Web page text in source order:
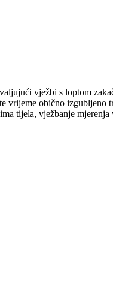
vježbi s loptom
vrijeme obično izgubljeno
tijela, vježbanje